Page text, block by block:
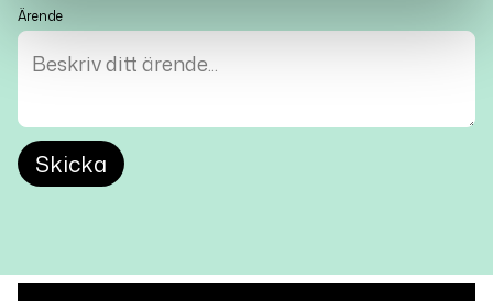
Ärende